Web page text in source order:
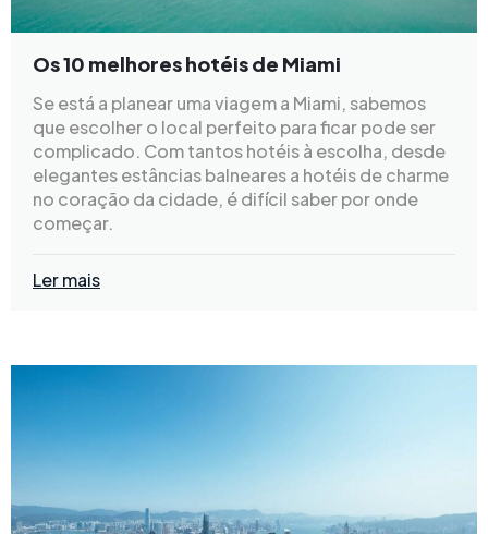
Os 10 melhores hotéis de Miami
Se está a planear uma viagem a Miami, sabemos
que escolher o local perfeito para ficar pode ser
complicado. Com tantos hotéis à escolha, desde
elegantes estâncias balneares a hotéis de charme
no coração da cidade, é difícil saber por onde
começar.
Ler mais